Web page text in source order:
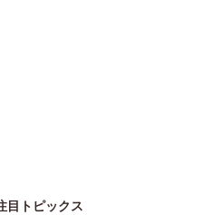
目トピックス